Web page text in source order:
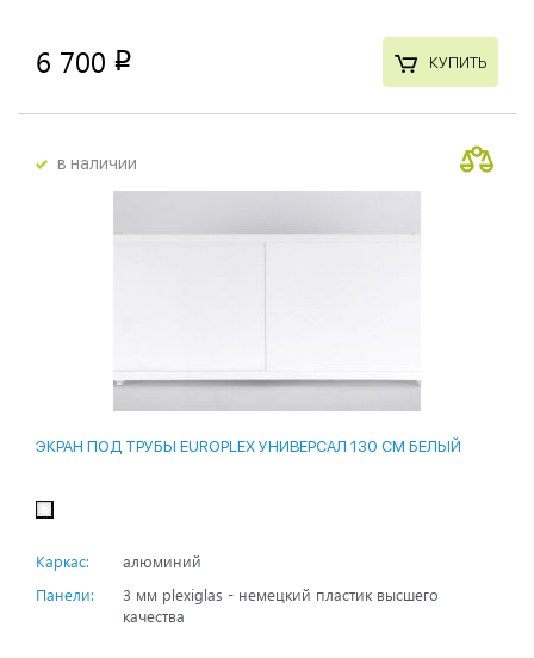
6 700 p КУПИТЬ
в наличии
ЭКРАН ПОД ТРУБЫ EUROPLEX УНИВЕРСАЛ 130 СМ БЕЛЫЙ
Каркас:
алюминий
Панели:
3 мм plexiglas - немецкий пластик высшего
качества